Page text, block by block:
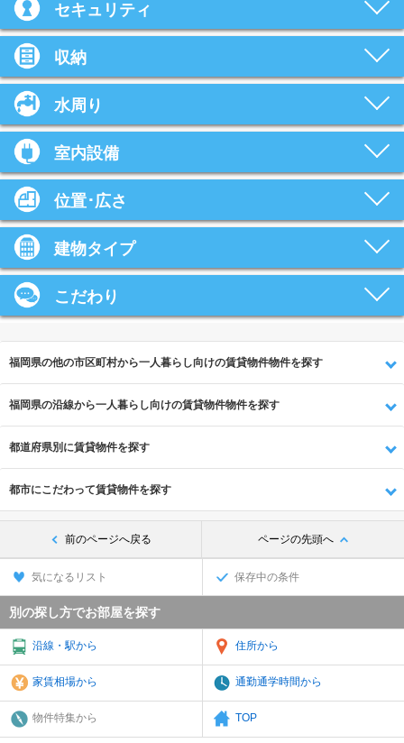
セキュリティ
収納
水周り
室内設備
位置･広さ
建物タイプ
こだわり
福岡県の他の市区町村から一人暮らし向けの賃貸物件物件を探す
福岡県の沿線から一人暮らし向けの賃貸物件物件を探す
都道府県別に賃貸物件を探す
都市にこだわって賃貸物件を探す
前のページへ戻る ページの先頭へ
気になるリスト 保存中の条件
別の探し方でお部屋を探す
沿線・駅から 住所から
家賃相場から 通勤通学時間から
物件特集から TOP